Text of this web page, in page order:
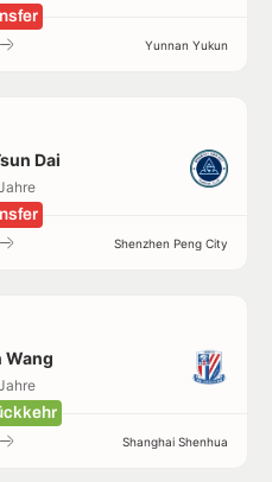
Yunnan Yukun
Dai
Shenzhen Peng City
Wang
Shanghai Shenhua